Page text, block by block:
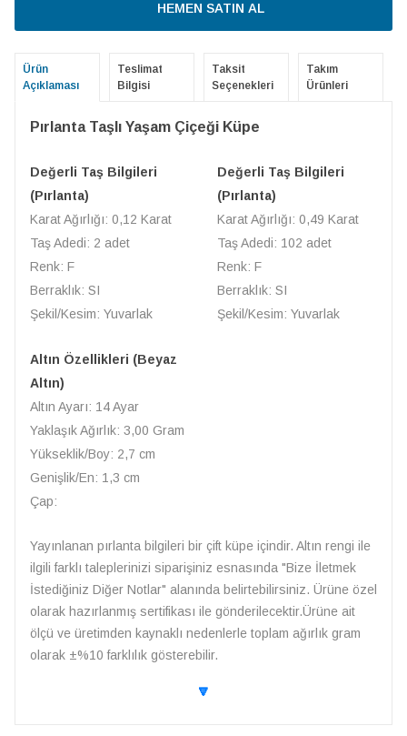
HEMEN SATIN AL
Ürün
Açıklaması
Teslimat
Bilgisi
Taksit
Seçenekleri
Takım
Ürünleri
Pırlanta Taşlı Yaşam Çiçeği Küpe
Değerli Taş Bilgileri
(Pırlanta)
Karat Ağırlığı: 0,12 Karat
Taş Adedi: 2 adet
Renk: F
Berraklık: SI
Şekil/Kesim: Yuvarlak
Değerli Taş Bilgileri
(Pırlanta)
Karat Ağırlığı: 0,49 Karat
Taş Adedi: 102 adet
Renk: F
Berraklık: SI
Şekil/Kesim: Yuvarlak
Altın Özellikleri (Beyaz
Altın)
Altın Ayarı: 14 Ayar
Yaklaşık Ağırlık: 3,00 Gram
Yükseklik/Boy: 2,7 cm
Genişlik/En: 1,3 cm
Çap:
Yayınlanan pırlanta bilgileri bir çift küpe içindir. Altın rengi ile
ilgili farklı taleplerinizi siparişiniz esnasında "Bize İletmek
İstediğiniz Diğer Notlar" alanında belirtebilirsiniz. Ürüne özel
olarak hazırlanmış sertifikası ile gönderilecektir.Ürüne ait
ölçü ve üretimden kaynaklı nedenlerle toplam ağırlık gram
olarak ±%10 farklılık gösterebilir.
🔽